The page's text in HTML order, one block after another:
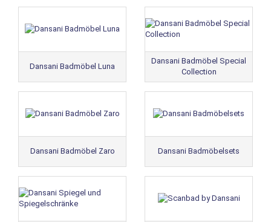
Dansani Badmöbel Luna
Dansani Badmöbel Special
Collection
Dansani Badmöbel Zaro Dansani Badmöbelsets